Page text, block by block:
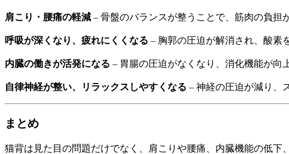
肩こり・腰痛の軽減 – 骨盤のバランスが整うことで、筋肉の負担
呼吸が深くなり、疲れにくくなる – 胸郭の圧迫が解消され、酸素
内臓の働きが活発になる – 胃腸の圧迫がなくなり、消化機能が向上
自律神経が整い、リラックスしやすくなる – 神経の圧迫が減り、
まとめ
猫背は見た目の問題だけでなく、肩こりや腰痛、内臓機能の低